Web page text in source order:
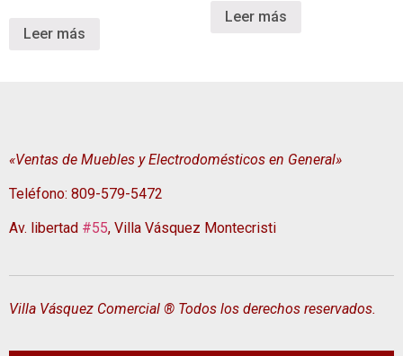
Leer más
Leer más
«Ventas de Muebles y Electrodomésticos en General»
Teléfono: 809-579-5472
Av. libertad #55, Villa Vásquez Montecristi
Villa Vásquez Comercial ® Todos los derechos reservados.